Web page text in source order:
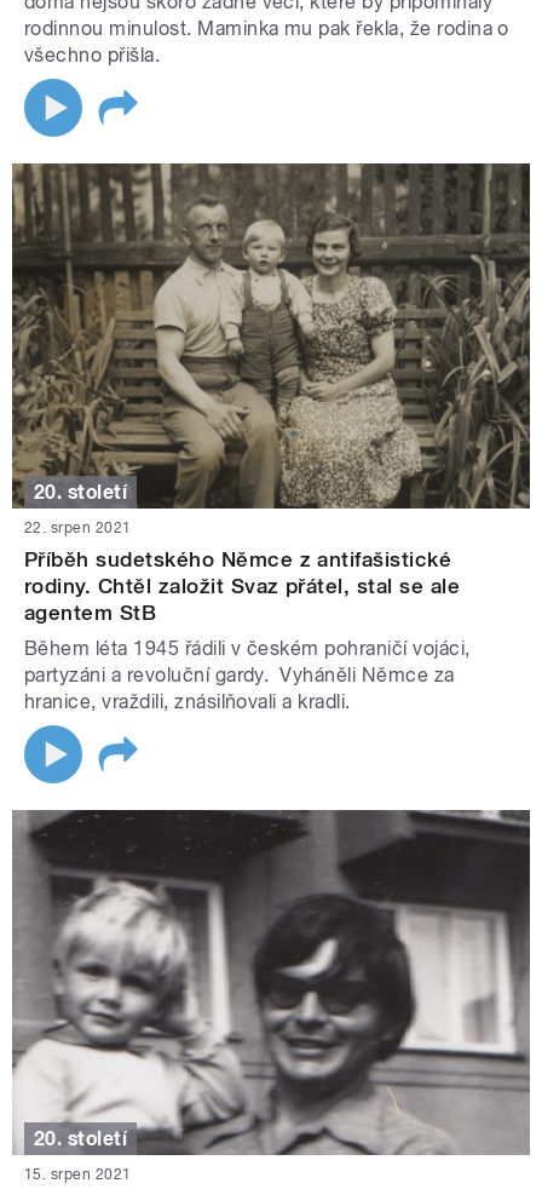
rodinnou minulost. Maminka mu pak řekla, že rodina o
všechno přišla.
20. století
22. srpen 2021
Příběh sudetského Němce z antifašistické
rodiny. Chtěl založit Svaz přátel, stal se ale
agentem StB
Během léta 1945 řádili v českém pohraničí vojáci,
partyzáni a revoluční gardy. Vyháněli Němce za
hranice, vraždili, znásilňovali a kradli.
20. století
15. srpen 2021